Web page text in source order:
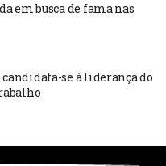
em busca de fama nas
se à liderança do